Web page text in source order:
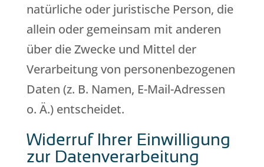
natürliche oder juristische Person, die
allein oder gemeinsam mit anderen
über die Zwecke und Mittel der
Verarbeitung von personenbezogenen
Daten (z. B. Namen, E-Mail-Adressen
o. Ä.) entscheidet.
Widerruf Ihrer Einwilligung
zur Datenverarbeitung